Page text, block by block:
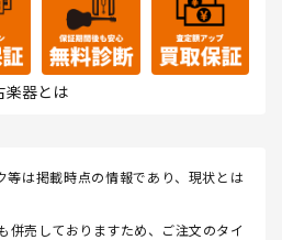
楽器とは
は掲載時点の情報であり、現状とは
併売しておりますため、ご注文のタイ